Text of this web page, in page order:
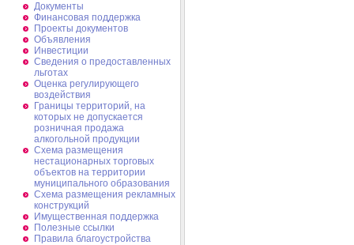
Документы
Финансовая поддержка
Проекты документов
Объявления
Инвестиции
Сведения о предоставленных
льготах
Оценка регулирующего
воздействия
Границы территорий, на
которых не допускается
розничная продажа
алкогольной продукции
Схема размещения
нестационарных торговых
объектов на территории
муниципального образования
Схема размещения рекламных
конструкций
Имущественная поддержка
Полезные ссылки
Правила благоустройства